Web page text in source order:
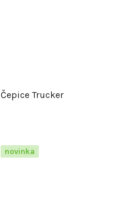
Čepice Trucker
novinka